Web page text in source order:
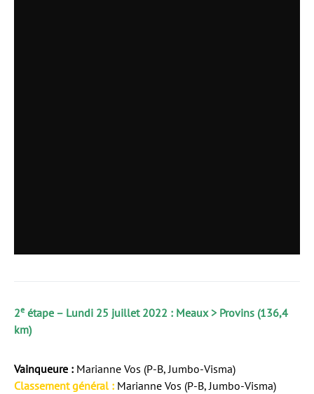
2e étape – Lundi 25 juillet 2022 : Meaux > Provins (136,4
km)
Vainqueure : Marianne Vos (P-B, Jumbo-Visma)
Classement général : Marianne Vos (P-B, Jumbo-Visma)